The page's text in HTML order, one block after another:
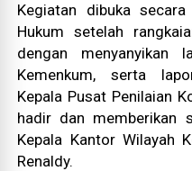
Kegiatan dibuka
Hukum setelah
dengan menyanyikan
Kemenkum, serta
Kepala Pusat Penilaian
hadir dan memberikan
Kepala Kantor Wilayah
Renaldy.